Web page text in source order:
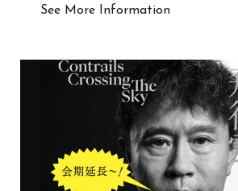
See More Information